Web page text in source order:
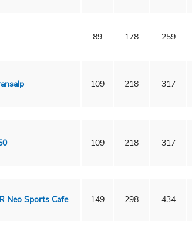
89 178 259
109 218 317
109 218 317
Neo Sports Cafe 149 298 434